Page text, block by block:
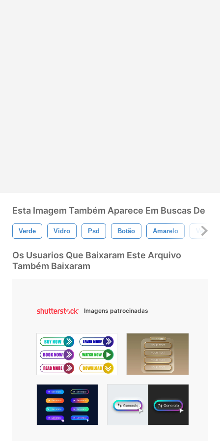
Esta Imagem Também Aparece Em Buscas De
Verde Vidro Psd Botão Amarelo
Os Usuarios Que Baixaram Este Arquivo
Também Baixaram
Imagens patrocinadas